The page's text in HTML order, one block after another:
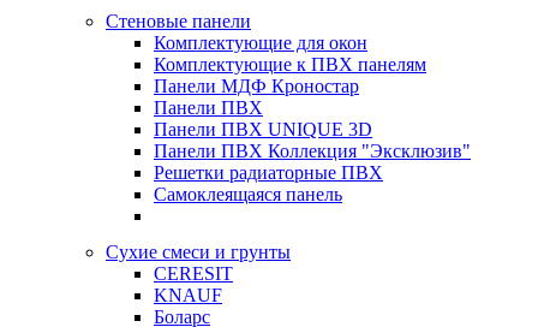
Стеновые панели
Комплектующие для окон
Комплектующие к ПВХ панелям
Панели МДФ Кроностар
Панели ПВХ
Панели ПВХ UNIQUE 3D
Панели ПВХ Коллекция "Эксклюзив"
Решетки радиаторные ПВХ
Самоклеящаяся панель
Сухие смеси и грунты
CERESIT
KNAUF
Боларс